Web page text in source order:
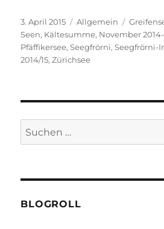
Veröffentlicht
am
3. April 2015 Kategorien
Allgemein
Seen, Kältesumme, November
Pfäffikersee,Seegfrörni,Seegfrörni-
2014/15,Zürichsee
Suchen
nach:
BLOGROLL